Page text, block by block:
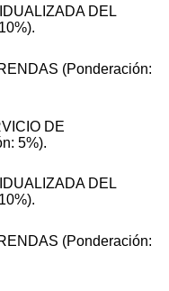
DEL
(Ponderación:
DE
5%).
DEL
(Ponderación: